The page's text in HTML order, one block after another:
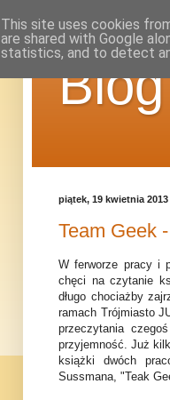
piątek, 19 kwietnia 2013
Team Geek
W ferworze pracy i
chęci na czytanie
długo chociażby
ramach Trójmiasto
przeczytania
przyjemność. Już
książki dwóch
Sussmana, "Teak
This site uses cookies
are shared with Google
statistics, and to detect